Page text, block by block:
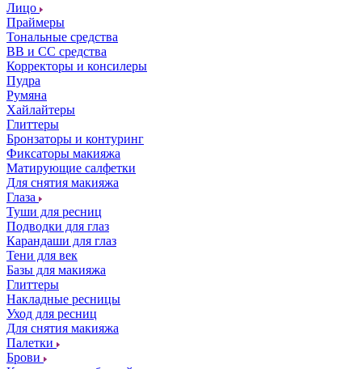
Лицо
Праймеры
Тональные средства
ВВ и СС средства
Корректоры и консилеры
Пудра
Румяна
Хайлайтеры
Глиттеры
Бронзаторы и контуринг
Фиксаторы макияжа
Матирующие салфетки
Для снятия макияжа
Глаза
Туши для ресниц
Подводки для глаз
Карандаши для глаз
Тени для век
Базы для макияжа
Глиттеры
Накладные ресницы
Уход для ресниц
Для снятия макияжа
Палетки
Брови